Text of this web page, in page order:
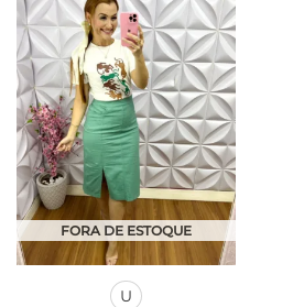
Adicionar
à Lista
FORA DE ESTOQUE
U